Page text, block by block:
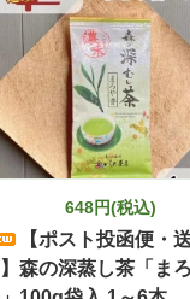
648円(税込)
【ポスト投函便・
森の深蒸し茶「ま